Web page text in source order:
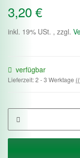
3,20 €
inkl. 19% USt. , zzgl.
verfügbar
Lieferzeit:2 - 3 Werktage